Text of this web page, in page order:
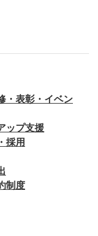
・表彰・イベン
ップ支援
採用
制度